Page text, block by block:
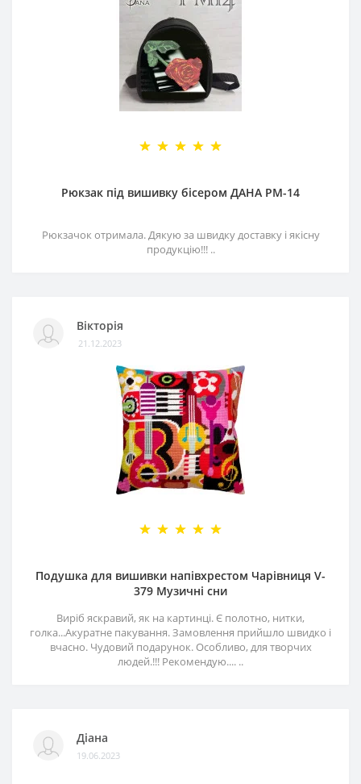
Рюкзак під вишивку бісером ДАНА РМ-14
Рюкзачок отримала. Дякую за швидку доставку і якісну
продукцію!!! ..
Вікторія
21.12.2023
Подушка для вишивки напівхрестом Чарівниця V-
379 Музичні сни
Виріб яскравий, як на картинці. Є полотно, нитки,
голка...Акуратне пакування. Замовлення прийшло швидко і
вчасно. Чудовий подарунок. Особливо, для творчих
людей.!!! Рекомендую.... ..
Діана
19.06.2023